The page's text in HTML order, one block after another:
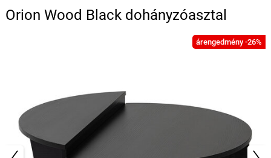
Orion Wood Black dohányzóasztal
árengedmény -26%